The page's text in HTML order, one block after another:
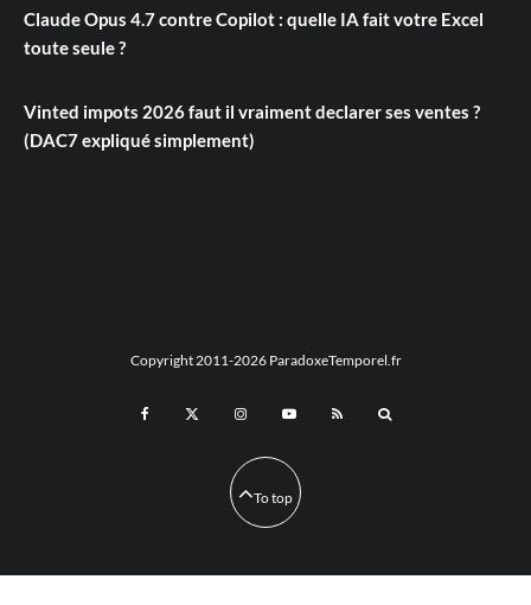
Claude Opus 4.7 contre Copilot : quelle IA fait votre Excel
toute seule ?
Vinted impots 2026 faut il vraiment declarer ses ventes ?
(DAC7 expliqué simplement)
Copyright 2011-2026 ParadoxeTemporel.fr
To top